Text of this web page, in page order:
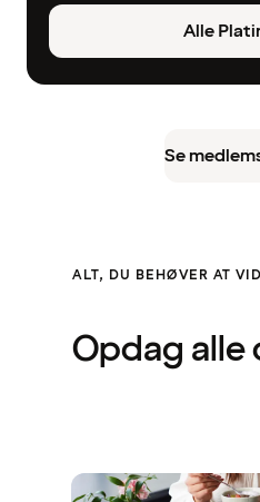
Alle
Se
ALT, DU BEHØVER AT
Opdag alle